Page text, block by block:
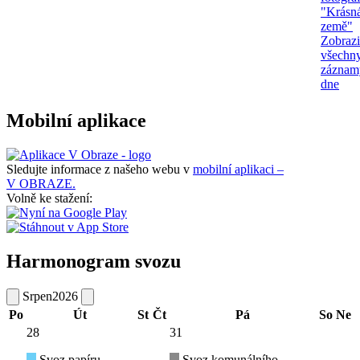
země"
dne
Mobilní aplikace
Sledujte informace z našeho webu v mobilní aplikaci –
V OBRAZE.
Volně ke stažení:
Harmonogram svozu
Srpen2026
Po
Út St Čt Pá So Ne
28
31